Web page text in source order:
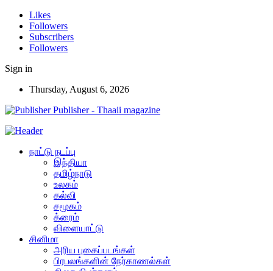
Likes
Followers
Subscribers
Followers
Sign in
Thursday, August 6, 2026
Publisher - Thaaii magazine
நாட்டு நடப்பு
இந்தியா
தமிழ்நாடு
உலகம்
கல்வி
சமூகம்
க்ரைம்
விளையாட்டு
சினிமா
அரிய புகைப்படங்கள்
பிரபலங்களின் நேர்காணல்கள்